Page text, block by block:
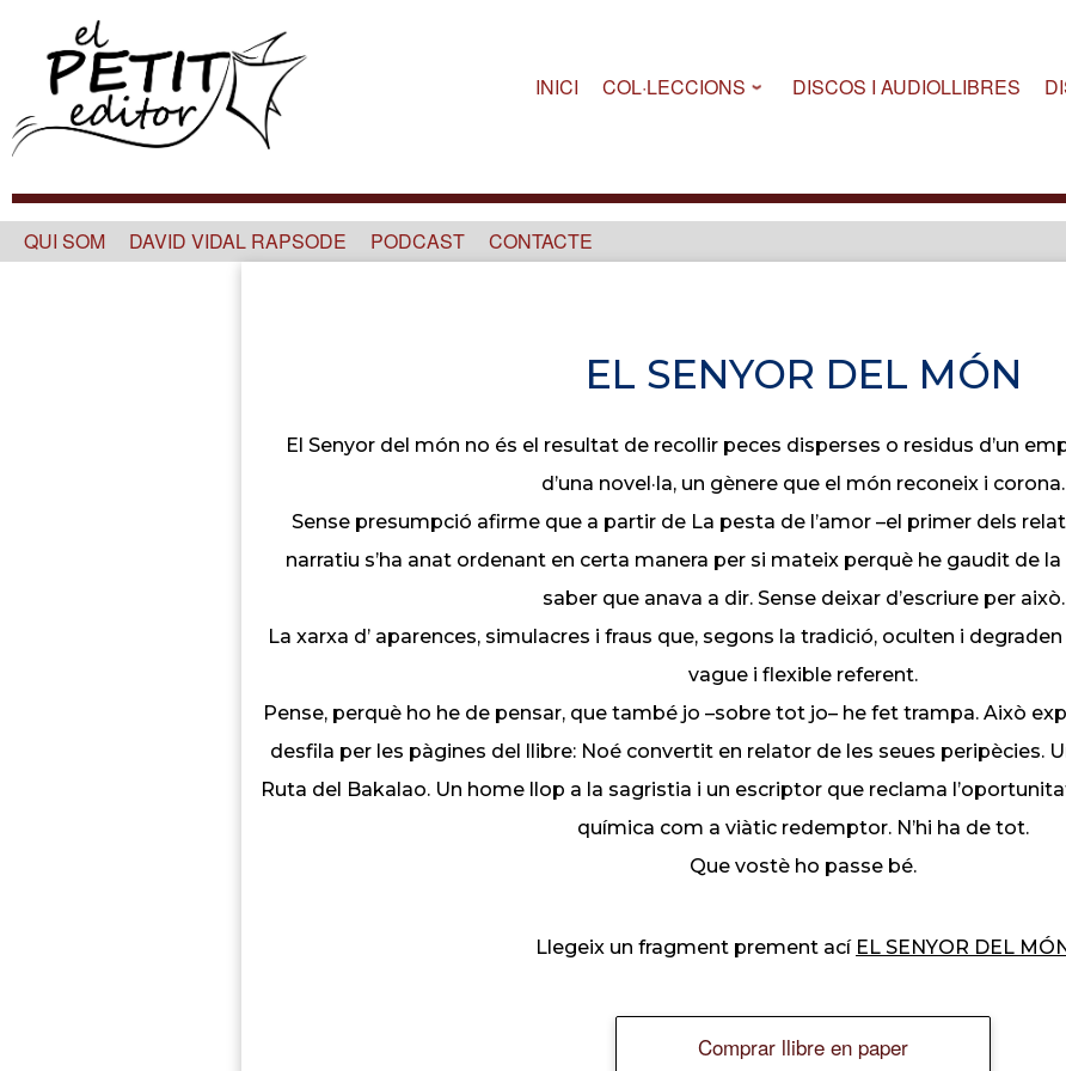
content
INICI COL·LECCIONS DISCOS I AUDIOLLIBRES
QUI SOM DAVID VIDAL RAPSODE PODCAST CONTACTE
EL SENYOR DEL MÓN
El Senyor del món no és el resultat de recollir peces disperses o residus d’un
d’una novel·la, un gènere que el món reconeix i corona.
Sense presumpció afirme que a partir de La pesta de l’amor –el primer dels
narratiu s’ha anat ordenant en certa manera per si mateix perquè he gaudit de
saber que anava a dir. Sense deixar d’escriure per això.
La xarxa d’ aparences, simulacres i fraus que, segons la tradició, oculten i
vague i flexible referent.
Pense, perquè ho he de pensar, que també jo –sobre tot jo– he fet trampa. Això
desfila per les pàgines del llibre: Noé convertit en relator de les seues peripècies.
Ruta del Bakalao. Un home llop a la sagristia i un escriptor que reclama
química com a viàtic redemptor. N’hi ha de tot.
Que vostè ho passe bé.
Llegeix un fragment prement ací EL SENYOR DEL MÓN
Comprar llibre en paper